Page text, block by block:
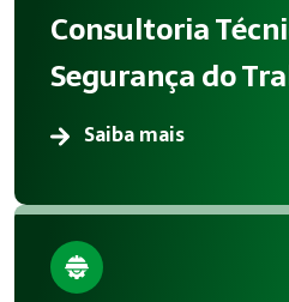
Consultoria
Segurança do
Saiba mais